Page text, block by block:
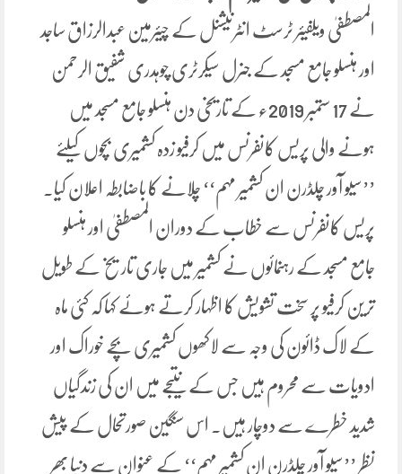
المصطفیٰ ویلفیئر ٹرسٹ انٹرنیشنل کے چیئرمین عبدالرزاق ساجد
اور ہنسلو جامع مسجد کے جنرل سیکرٹری چوہدری شفیق الرحمن
نے 17 ستمبر 2019ء کے تاریخی دن ہنسلو جامع مسجد میں
ہونے والی پریس کانفرنس میں کرفیو زدہ کشمیری بچوں کیلئے
’’سیو آور چلڈرن ان کشمیر مہم‘‘ چلانے کا باضابطہ اعلان کیا۔
پریس کانفرنس سے خطاب کے دوران المصطفیٰ اور ہنسلو
جامع مسجد کے رہنمائوں نے کشمیر میں جاری تاریخ کے طویل
ترین کرفیو پر سخت تشویش کا اظہار کرتے ہوئے کہا کہ کئی ماہ
کے لاک ڈائون کی وجہ سے لاکھوں کشمیری بچے خوراک اور
ادویات سے محروم ہیں جس کے نتیجے میں ان کی زندگیاں
شدید خطرے سے دوچار ہیں۔ اس سنگین صورتحال کے پیش
نظر ’’سیو آور چلڈرن ان کشمیر مہم‘‘ کے عنوان سے دنیا بھر